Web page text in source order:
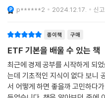
은 내용 많이 부탁드리겠습니다.
p******2 2024.12.17. 신고
종이책 구매
ETF 기본을 배울 수 있는 책
최근에 경제 공부를 시작하게 되
는데 기초적인 지식이 없다 보니
서 어떻게 하면 좋을까 고민하다